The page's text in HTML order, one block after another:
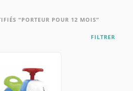
“PORTEUR POUR 12 MOIS”
FILTRER